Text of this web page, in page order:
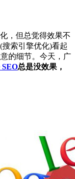
，但总觉得效果不
索引擎优化)看起
的细节。今天，广
SEO总是没效果，